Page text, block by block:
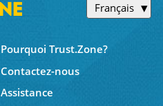
Français
Pourquoi Trust.Zone?
Contactez-nous
Assistance